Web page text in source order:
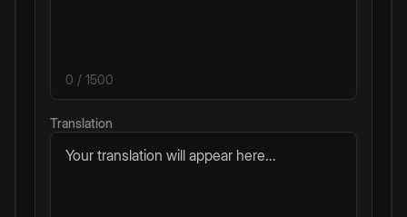
0 / 1500
Translation
Your translation will appear here...